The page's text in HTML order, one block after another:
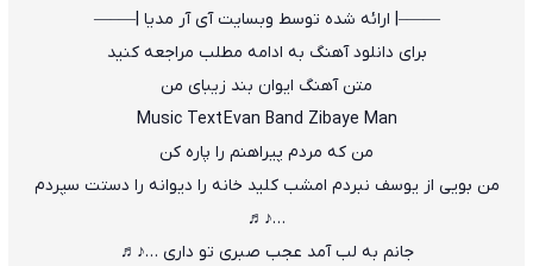
——–| ارائه شده توسط وبسایت آی آر مدیا |—–—
برای دانلود آهنگ به ادامه مطلب مراجعه کنید
متن آهنگ ایوان بند زیبای من
Music TextEvan Band Zibaye Man
من که مردم پیراهنم را پاره کن
من بویی از یوسف نبردم امشب کلید خانه را دیوانه را دستت سپردم
…♪♬
جانم به لب آمد عجب صبری تو داری …♪♬